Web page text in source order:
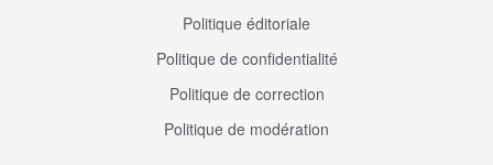
Politique éditoriale
Politique de confidentialité
Politique de correction
Politique de modération